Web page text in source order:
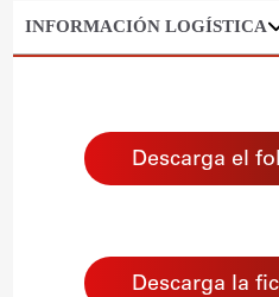
INFORMACIÓN LOGÍSTICA
Descarga el
Descarga la